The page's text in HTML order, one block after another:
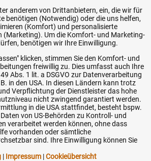
Vorteile
anderem von Drittanbietern, ein, die wir für
benötigen (Notwendig) oder die uns helfen,
(Komfort) und personalisierte
(Marketing). Um die Komfort- und Marketing-
benötigen wir Ihre Einwilligung.
klicken, stimmen Sie den Komfort- und
freiwillig zu. Dies umfasst auch Ihre
Abs. 1 lit. a DSGVO zur Datenverarbeitung
in den USA. In diesen Ländern kann trotz
Verpflichtung der Dienstleister das hohe
nicht zwingend garantiert werden.
in die USA stattfindet, besteht bspw.
von US-Behörden zu Kontroll- und
verarbeitet werden können, ohne dass
vorhanden oder sämtliche
sind. Ihre Einwilligung können Sie
| Impressum |Cookieübersicht